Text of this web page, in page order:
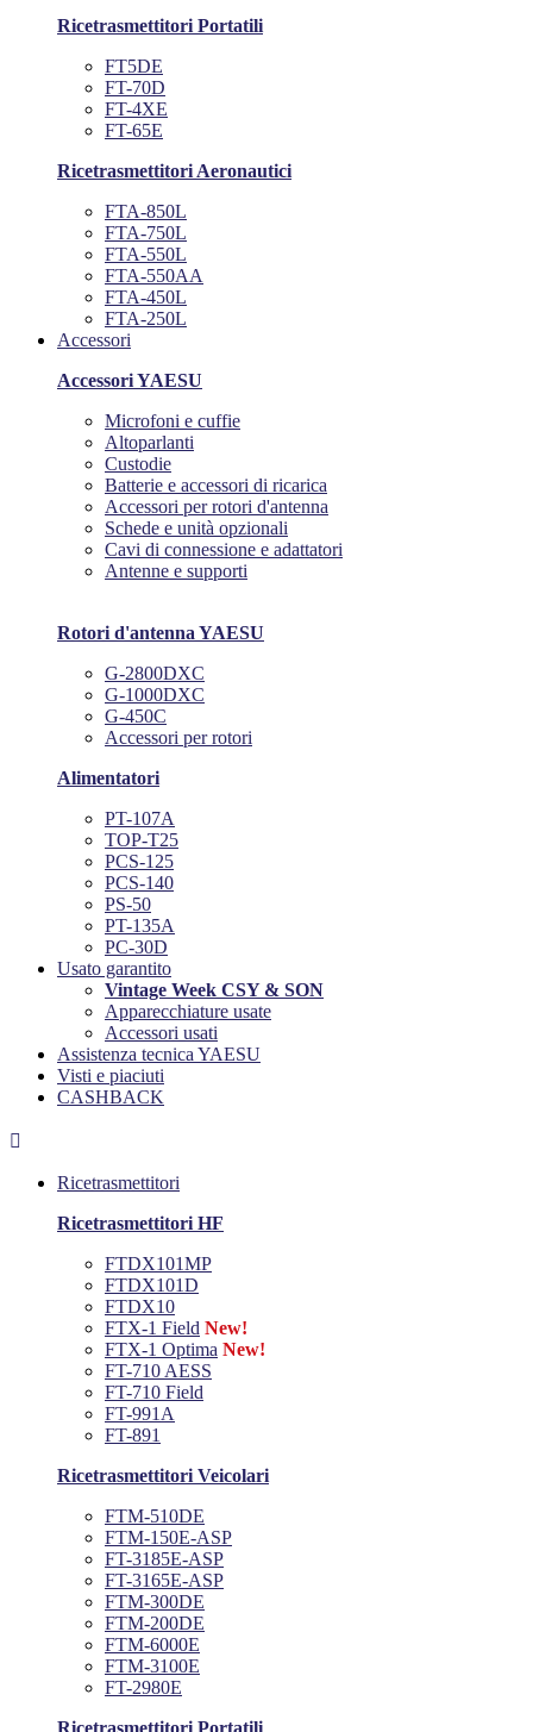
Ricetrasmettitori Portatili
FT5DE
FT-70D
FT-4XE
FT-65E
Ricetrasmettitori Aeronautici
FTA-850L
FTA-750L
FTA-550L
FTA-550AA
FTA-450L
FTA-250L
Accessori
Accessori YAESU
Microfoni e cuffie
Altoparlanti
Custodie
Batterie e accessori di ricarica
Accessori per rotori d'antenna
Schede e unità opzionali
Cavi di connessione e adattatori
Antenne e supporti
Rotori d'antenna YAESU
G-2800DXC
G-1000DXC
G-450C
Accessori per rotori
Alimentatori
PT-107A
TOP-T25
PCS-125
PCS-140
PS-50
PT-135A
PC-30D
Usato garantito
Vintage Week CSY & SON
Apparecchiature usate
Accessori usati
Assistenza tecnica YAESU
Visti e piaciuti
CASHBACK

Ricetrasmettitori
Ricetrasmettitori HF
FTDX101MP
FTDX101D
FTDX10
FTX-1 Field New!
FTX-1 Optima New!
FT-710 AESS
FT-710 Field
FT-991A
FT-891
Ricetrasmettitori Veicolari
FTM-510DE
FTM-150E-ASP
FT-3185E-ASP
FT-3165E-ASP
FTM-300DE
FTM-200DE
FTM-6000E
FTM-3100E
FT-2980E
Ricetrasmettitori Portatili